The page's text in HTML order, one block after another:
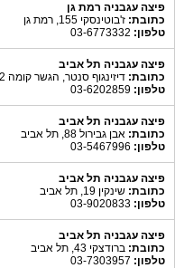
פיצה עגבניה רמת גן
כתובת: ז'בוטינסקי 155, רמת גן
טלפון:
פיצה עגבניה תל אביב
כתובת: דיזינגוף סנטר, הגשר קומה 2, תל אביב
טלפון:
פיצה עגבניה תל אביב
כתובת: אבן גבירול 88, תל אביב
טלפון:
פיצה עגבניה תל אביב
כתובת: שינקין 19, תל אביב
טלפון:
פיצה עגבניה תל אביב
כתובת: ברודצקי 43, תל אביב
טלפון: